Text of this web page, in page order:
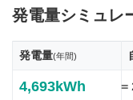
発電量シミュレ
発電量(年間)
4,693kWh =